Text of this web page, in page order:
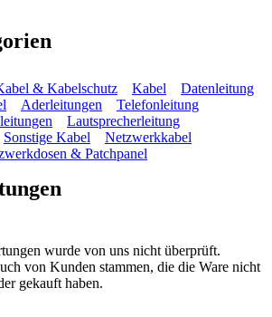
& Kabelschutz Kabel
Datenleitung
Aderleitungen
Telefonleitung
Lautsprecherleitung
Sonstige Kabel
Netzwerkkabel
& Patchpanel
wurde von uns nicht überprüft.
von Kunden stammen, die die Ware nicht
gekauft haben.